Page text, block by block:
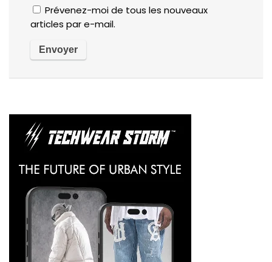
Prévenez-moi de tous les nouveaux
articles par e-mail.